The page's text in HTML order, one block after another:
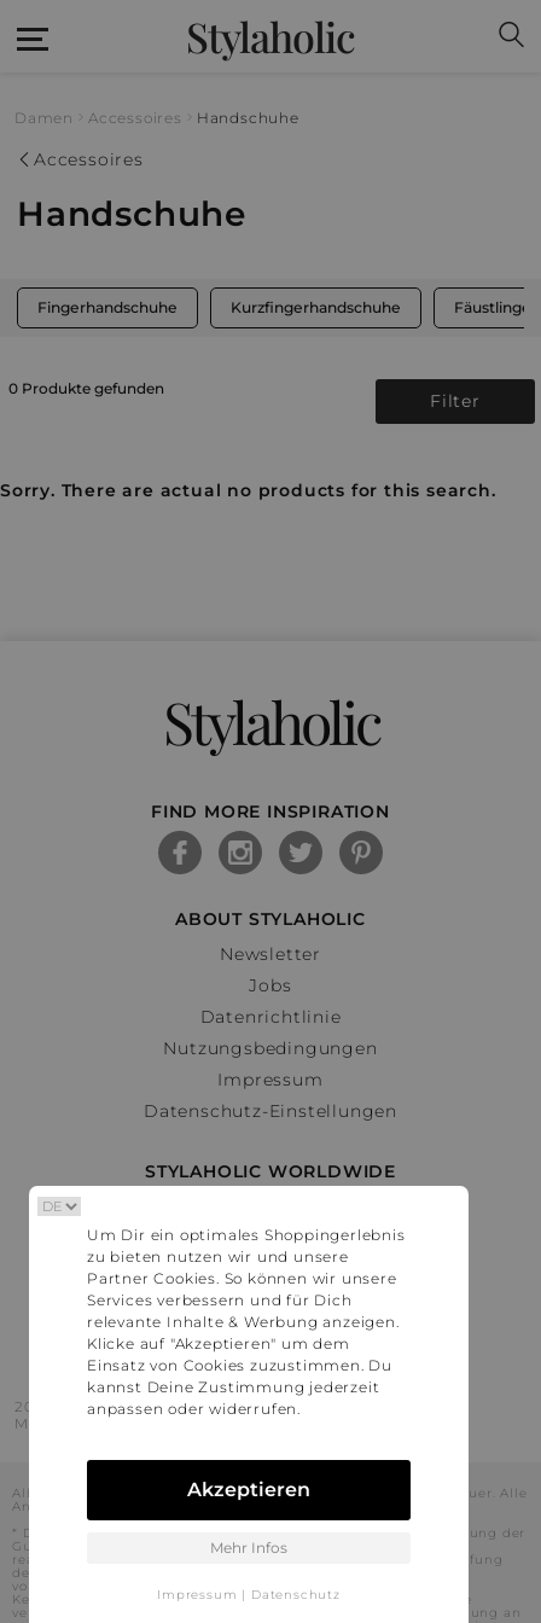
Stylaholic
Damen Accessoires Handschuhe
Accessoires
Handschuhe
Fingerhandschuhe Kurzfingerhandschuhe Fäustlinge
0 Produkte gefunden
Filter
Sorry. There are actual no products for this search.
Stylaholic
FIND MORE INSPIRATION
ABOUT STYLAHOLIC
Newsletter
Jobs
Datenrichtlinie
Nutzungsbedingungen
Impressum
Datenschutz-Einstellungen
STYLAHOLIC WORLDWIDE
Österreich
Schweiz
France
United States
2016 - 2026 © Stylaholic.
Made for you with love in munich.
Alle Preise inkl. der jeweils geltenden gesetzlichen Mehrwertsteuer. Alle
Angaben ohne Gewähr.
* Die angezeigten Preise beinhalten Rabatte, die durch die Nutzung der
Gutschein-Codes auf den Seiten unserer Partner voraussichtlich
realisiert werden können. Stylaholic führt keine vollständige Prüfung
der Gutschein-Codes durch und es kann daher in Einzelfällen
vorkommen, dass die Gutscheine abweichend von unserem
Kenntnisstand bei dem jeweiligen Shop nicht oder nur teilweise
verwendet werden können. Darüber hinaus kann deren Verwendung an
Um Dir ein optimales Shoppingerlebnis
zu bieten nutzen wir und unsere
Partner Cookies. So können wir unsere
Services verbessern und für Dich
relevante Inhalte & Werbung anzeigen.
Klicke auf "Akzeptieren" um dem
Einsatz von Cookies zuzustimmen. Du
kannst Deine Zustimmung jederzeit
anpassen oder widerrufen.
Akzeptieren
Mehr Infos
Impressum | Datenschutz